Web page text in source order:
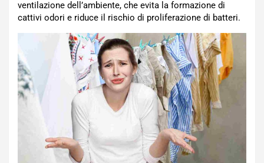
ventilazione dell’ambiente, che evita la formazione di
cattivi odori e riduce il rischio di proliferazione di batteri.